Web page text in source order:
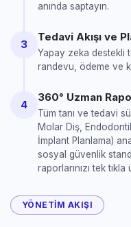
anında saptayın.
3
Tedavi Akışı ve
Yapay zeka destekli
randevu, ödeme ve
4
360° Uzman
Tüm tanı ve tedavi
Molar Diş,
İmplant Planlama)
sosyal güvenlik
raporlarınızı tek tıkla
YÖNETIM AKIŞI